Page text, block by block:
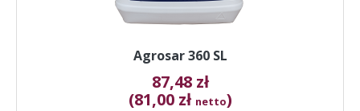
Agrosar 360 SL
87,48 zł
(81,00 zł netto)